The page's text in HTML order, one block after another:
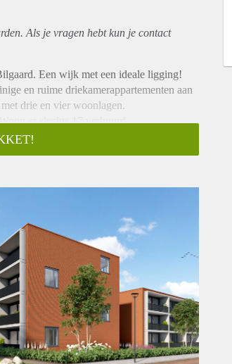
Als je vragen hebt kun je contact
Een wijk met een ideale ligging!
en ruime driekamerappartementen aan
drie en vier woonlagen.
er slechts 17 verhuurd.
of terras met veel zon. Er zijn zowel
de linker- en rechterzijde vind je 2
berging mét wasmachine
douche met douchewand en
met open (hoek)keuken. De keuken
een oven, RVS afzuigkap,
van ongeveer 10m2.
is voorzien van elektra.
ook groen. Alle woningen zijn gasloos
tapwater en het verwarmen van het